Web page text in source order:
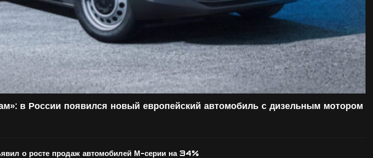
в России появился новый европейский автомобиль с дизельным мотором
о росте продаж автомобилей М-серии на 34%